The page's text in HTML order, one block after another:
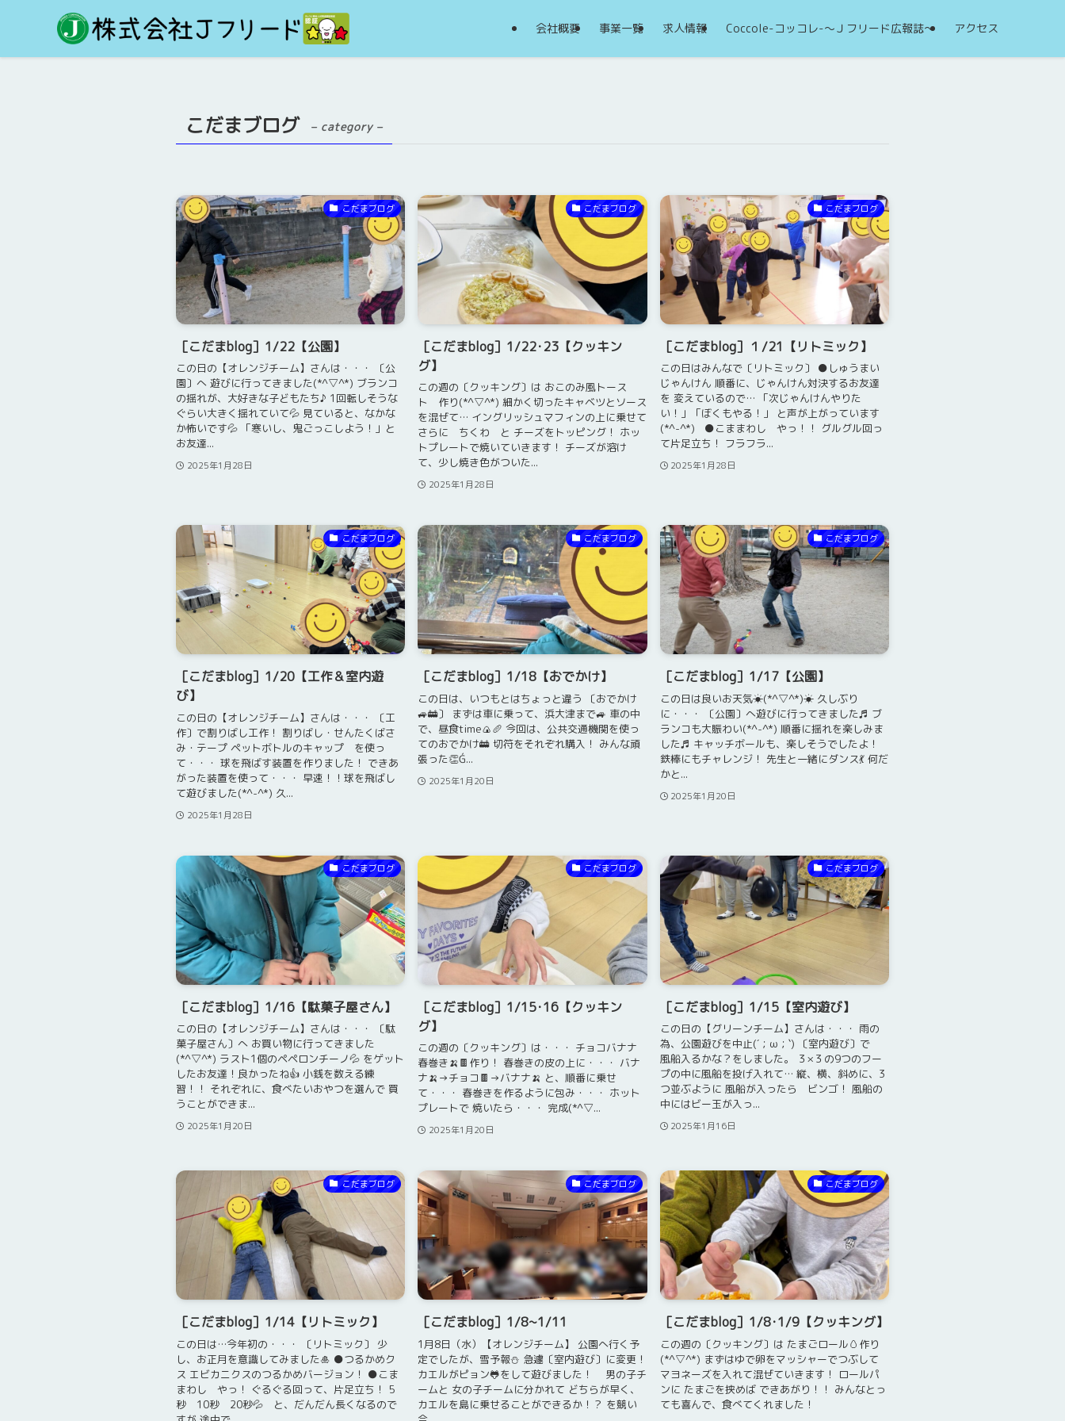
会社概要 事業一覧 求人情報 Coccole-コッコレ-～Ｊフリード広報誌～ アクセス
こだまブログ – category –
こだまブログ
［こだまblog］1/22【公園】
この日の【オレンジチーム】さんは・・・ 〔公
園〕へ 遊びに行ってきました(*^▽^*) ブランコ
の揺れが、大好きな子どもたち♪ 1回転しそうな
ぐらい大きく揺れていて💦 見ていると、なかな
か怖いです💦 「寒いし、鬼ごっこしよう！」と
お友達...
2025年1月28日
こだまブログ
［こだまblog］1/22･23【クッキン
グ】
この週の〔クッキング〕は おこのみ風トース
ト 作り(*^▽^*) 細かく切ったキャベツとソース
を混ぜて… イングリッシュマフィンの上に乗せて
さらに ちくわ と チーズをトッピング！ ホッ
トプレートで焼いていきます！ チーズが溶け
て、少し焼き色がついた...
2025年1月28日
こだまブログ
［こだまblog］１/21【リトミック】
この日はみんなで〔リトミック〕 ●しゅうまい
じゃんけん 順番に、じゃんけん対決するお友達
を 変えているので… 「次じゃんけんやりた
い！」「ぼくもやる！」 と声が上がっています
(*^-^*) ●こままわし やっ！！ グルグル回っ
て片足立ち！ フラフラ...
2025年1月28日
こだまブログ
［こだまblog］1/20【工作＆室内遊
び】
この日の【オレンジチーム】さんは・・・ 〔工
作〕で割りばし工作！ 割りばし・せんたくばさ
み・テープ ペットボトルのキャップ を使っ
て・・・ 球を飛ばす装置を作りました！ できあ
がった装置を使って・・・ 早速！！球を飛ばし
て遊びました(*^-^*) 久...
2025年1月28日
こだまブログ
［こだまblog］1/18【おでかけ】
この日は、いつもとはちょっと違う 〔おでかけ
🚙🚋〕 まずは車に乗って、浜大津まで🚙 車の中
で、昼食time🍙🥖 今回は、公共交通機関を使っ
てのおでかけ🚋 切符をそれぞれ購入！ みんな頑
張った👏Ǵ...
2025年1月20日
こだまブログ
［こだまblog］1/17【公園】
この日は良いお天気☀(*^▽^*)☀ 久しぶり
に・・・ 〔公園〕へ遊びに行ってきました♬ ブ
ランコも大賑わい(*^-^*) 順番に揺れを楽しみま
した♬ キャッチボールも、楽しそうでしたよ！
鉄棒にもチャレンジ！ 先生と一緒にダンス💃 何だ
かと...
2025年1月20日
こだまブログ
［こだまblog］1/16【駄菓子屋さん】
この日の【オレンジチーム】さんは・・・ 〔駄
菓子屋さん〕へ お買い物に行ってきました
(*^▽^*) ラスト1個のペペロンチーノ💦 をゲット
したお友達！良かったね👍 小銭を数える練
習！！ それぞれに、食べたいおやつを選んで 買
うことができま...
2025年1月20日
こだまブログ
［こだまblog］1/15･16【クッキン
グ】
この週の〔クッキング〕は・・・ チョコバナナ
春巻き🍌🍫作り！ 春巻きの皮の上に・・・ バナ
ナ🍌→チョコ🍫→バナナ🍌 と、順番に乗せ
て・・・ 春巻きを作るように包み・・・ ホット
プレートで 焼いたら・・・ 完成(*^▽...
2025年1月20日
こだまブログ
［こだまblog］1/15【室内遊び】
この日の【グリーンチーム】さんは・・・ 雨の
為、公園遊びを中止(´；ω；`) 〔室内遊び〕で
風船入るかな？をしました。 ３×３の9つのフー
プの中に風船を投げ入れて… 縦、横、斜めに、3
つ並ぶように 風船が入ったら ビンゴ！ 風船の
中にはビー玉が入っ...
2025年1月16日
こだまブログ
［こだまblog］1/14【リトミック】
この日は…今年初の・・・ 〔リトミック〕 少
し、お正月を意識してみました🎍 ●つるかめク
ス エビカニクスのつるかめバージョン！ ●こま
まわし やっ！ ぐるぐる回って、片足立ち！ 5
秒 10秒 20秒💦 と、だんだん長くなるので
こだまブログ
［こだまblog］1/8~1/11
1月8日（水）【オレンジチーム】 公園へ行く予
定でしたが、雪予報⛄ 急遽〔室内遊び〕に変更！
カエルがピョン🐸をして遊びました！ 男の子チ
ームと 女の子チームに分かれて どちらが早く、
カエルを島に乗せることができるか！？ を競い
こだまブログ
［こだまblog］1/8･1/9【クッキング】
この週の〔クッキング〕は たまごロール🥚作り
(*^▽^*) まずはゆで卵をマッシャーでつぶして
マヨネーズを入れて混ぜていきます！ ロールパ
ンに たまごを挟めば できあがり！！ みんなとっ
ても喜んで、食べてくれました！